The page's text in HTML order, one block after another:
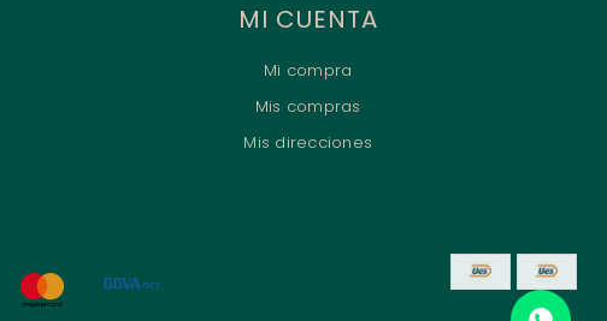
MI CUENTA
Mi compra
Mis compras
Mis direcciones